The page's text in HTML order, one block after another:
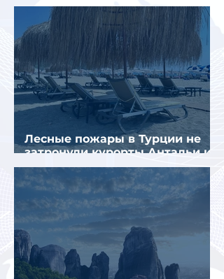
Лесные пожары в Турции не
затронули курорты Антальи и
Муглы